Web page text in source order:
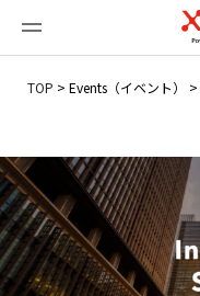
TOP > Events（イベント） >